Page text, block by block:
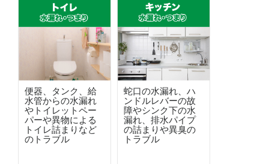
便器、タンク、給
水管からの水漏れ
やトイレットペー
パーや異物による
トイレ詰まりなど
のトラブル
蛇口の水漏れ、ハ
ンドルレバーの故
障やシンク下の水
漏れ、排水パイプ
の詰まりや異臭の
トラブル